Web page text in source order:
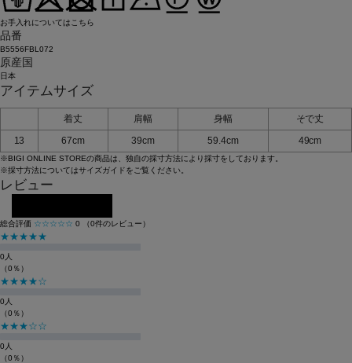
お手入れについてはこちら
品番
B5556FBL072
原産国
日本
アイテムサイズ
着丈 肩幅 身幅
そで丈
13
67cm 39cm 59.4cm 49cm
※BIGI ONLINE STOREの商品は、独自の採寸方法により採寸をしております。
※採寸方法についてはサイズガイドをご覧ください。
レビュー
総合評価 ☆☆☆☆☆ 0 （0件のレビュー）
★★★★★
0人
（0％）
★★★★☆
0人
（0％）
★★★☆☆
0人
（0％）